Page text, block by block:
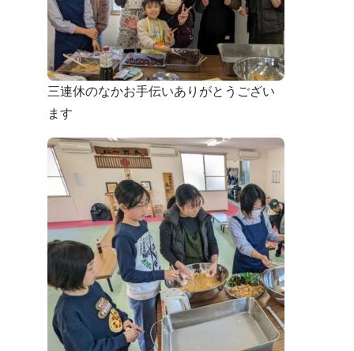
三連休のなかお手伝いありがとうござい
ます